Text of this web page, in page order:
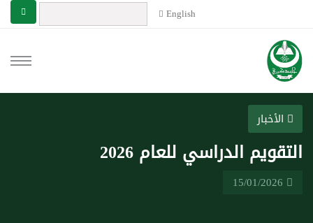
English
الأخبار
التقويم الدراسي للعام 2026